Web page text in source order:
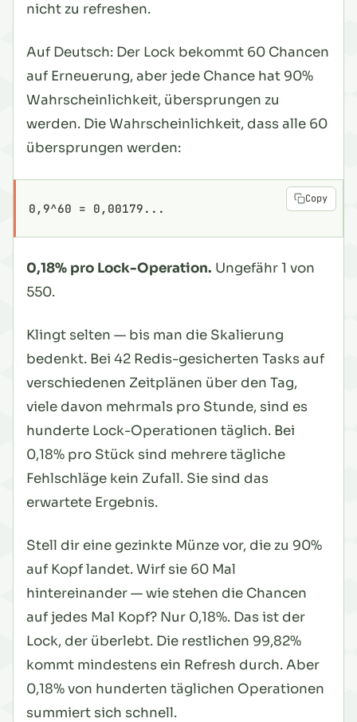
nicht zu refreshen.
Auf Deutsch: Der Lock bekommt 60 Chancen
auf Erneuerung, aber jede Chance hat 90%
Wahrscheinlichkeit, übersprungen zu
werden. Die Wahrscheinlichkeit, dassalle 60
übersprungen werden:
0,9^60 = 0,00179...
Copy
0,18% pro Lock-Operation. Ungefähr 1 von
550.
Klingt selten — bis man die Skalierung
bedenkt. Bei 42 Redis-gesicherten Tasks auf
verschiedenen Zeitplänen über den Tag,
viele davon mehrmals pro Stunde, sind es
hunderte Lock-Operationen täglich. Bei
0,18% pro Stück sind mehrere tägliche
Fehlschläge kein Zufall. Sie sind das
erwartete Ergebnis.
Stell dir eine gezinkte Münze vor, die zu 90%
auf Kopf landet. Wirf sie 60 Mal
hintereinander — wie stehen die Chancen
aufjedes Mal Kopf? Nur 0,18%. Das ist der
Lock, der überlebt. Die restlichen 99,82%
kommt mindestens ein Refresh durch. Aber
0,18% von hunderten täglichen Operationen
summiert sich schnell.